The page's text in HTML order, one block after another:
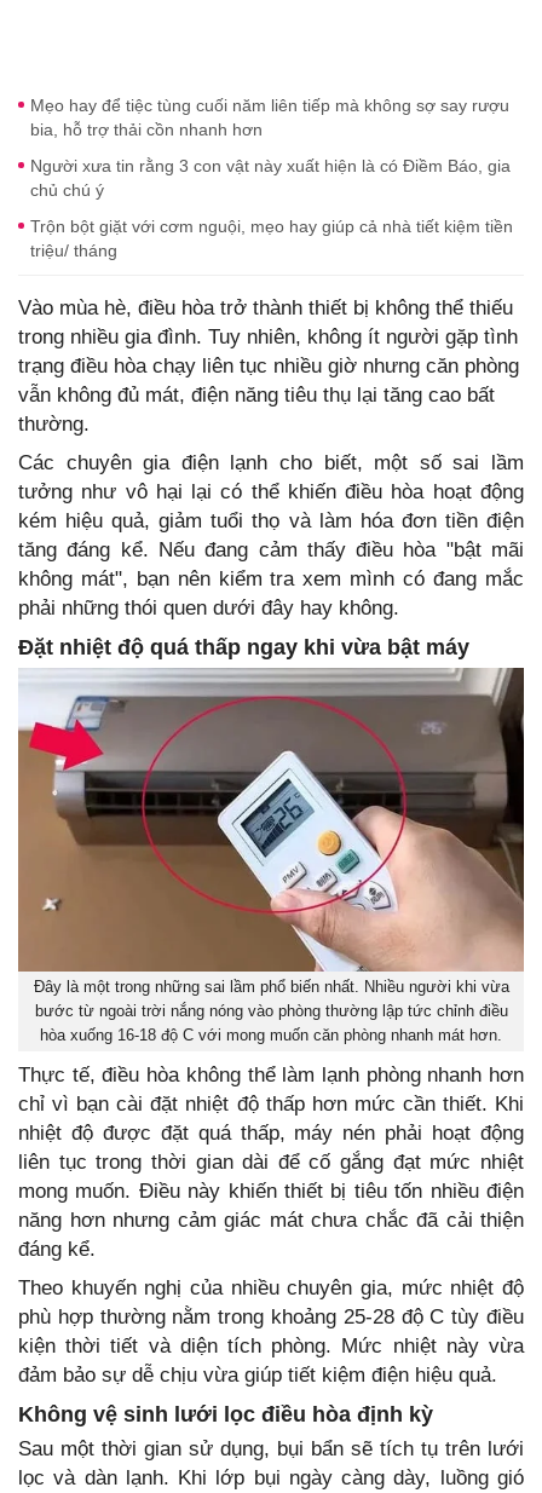
Mẹo hay để tiệc tùng cuối năm liên tiếp mà không sợ say rượu
bia, hỗ trợ thải cồn nhanh hơn
Người xưa tin rằng 3 con vật này xuất hiện là có Điềm Báo, gia
chủ chú ý
Trộn bột giặt với cơm nguội, mẹo hay giúp cả nhà tiết kiệm tiền
triệu/ tháng
Vào mùa hè, điều hòa trở thành thiết bị không thể thiếu
trong nhiều gia đình. Tuy nhiên, không ít người gặp tình
trạng điều hòa chạy liên tục nhiều giờ nhưng căn phòng
vẫn không đủ mát, điện năng tiêu thụ lại tăng cao bất
thường.
Các chuyên gia điện lạnh cho biết, một số sai lầm
tưởng như vô hại lại có thể khiến điều hòa hoạt động
kém hiệu quả, giảm tuổi thọ và làm hóa đơn tiền điện
tăng đáng kể. Nếu đang cảm thấy điều hòa "bật mãi
không mát", bạn nên kiểm tra xem mình có đang mắc
phải những thói quen dưới đây hay không.
Đặt nhiệt độ quá thấp ngay khi vừa bật máy
Đây là một trong những sai lầm phổ biến nhất. Nhiều người khi vừa
bước từ ngoài trời nắng nóng vào phòng thường lập tức chỉnh điều
hòa xuống 16-18 độ C với mong muốn căn phòng nhanh mát hơn.
Thực tế, điều hòa không thể làm lạnh phòng nhanh hơn
chỉ vì bạn cài đặt nhiệt độ thấp hơn mức cần thiết. Khi
nhiệt độ được đặt quá thấp, máy nén phải hoạt động
liên tục trong thời gian dài để cố gắng đạt mức nhiệt
mong muốn. Điều này khiến thiết bị tiêu tốn nhiều điện
năng hơn nhưng cảm giác mát chưa chắc đã cải thiện
đáng kể.
Theo khuyến nghị của nhiều chuyên gia, mức nhiệt độ
phù hợp thường nằm trong khoảng 25-28 độ C tùy điều
kiện thời tiết và diện tích phòng. Mức nhiệt này vừa
đảm bảo sự dễ chịu vừa giúp tiết kiệm điện hiệu quả.
Không vệ sinh lưới lọc điều hòa định kỳ
Sau một thời gian sử dụng, bụi bẩn sẽ tích tụ trên lưới
lọc và dàn lạnh. Khi lớp bụi ngày càng dày, luồng gió